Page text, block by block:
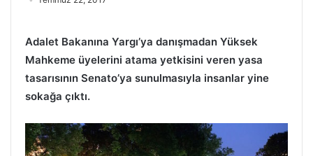
Adalet Bakanına Yargı’ya danışmadan Yüksek
Mahkeme üyelerini atama yetkisini veren yasa
tasarısının Senato’ya sunulmasıyla insanlar yine
sokağa çıktı.